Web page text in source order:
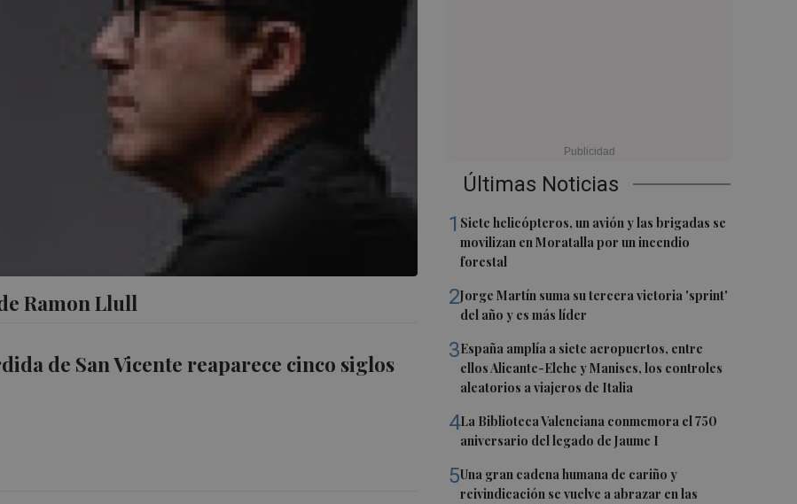
Ramon Llull
de San Vicente reaparece cinco siglos
Últimas Noticias
1 Siete helicópteros, un avión y las brigadas se
movilizan en Moratalla por un incendio
forestal
2Jorge Martín suma su tercera victoria 'sprint'
del año y es más líder
3España amplía a siete aeropuertos, entre
ellos Alicante-Elche y Manises, los controles
aleatorios a viajeros de Italia
4La Biblioteca Valenciana conmemora el 750
aniversario del legado de Jaume I
5Una gran cadena humana de cariño y
reivindicación se vuelve a abrazar en las